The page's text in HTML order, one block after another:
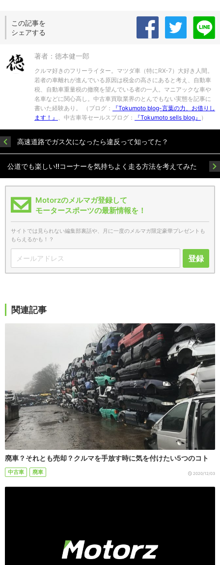
この記事を
シェアする
著者：徳本健一郎
クルマ好きのフリーライター。マツダ車（特にRX-7）大好き人間。
若者の車離れが進んでいる原因は税金の高さにあると考え、自動車
税、自動車重量税の撤廃を望んでいる者の一人。マニアックな車や
名車などに関心高し。中古車買取業界のとんでもない実態を記事に
書いた経験あり。 （ブログ：
『Tokumoto blog-言葉の力、お借りし
ます！』 、中古車等セールスブログ： 『Tokumoto sells blog』 ）
高速道路でガス欠になったら違反って知ってた？
公道でも楽しい!!コーナーを気持ちよく走る方法を考えてみた
Motorzのメルマガ登録して
モータースポーツの最新情報を！
サイトでは見られない編集部裏話や、月に一度のメルマガ限定豪華プレゼントも
もらえるかも！？
登録
関連記事
廃車？それとも売却？クルマを手放す時に気を付けたい5つのコト
中古車 廃車 2020/12/03